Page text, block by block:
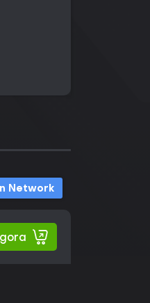
Network